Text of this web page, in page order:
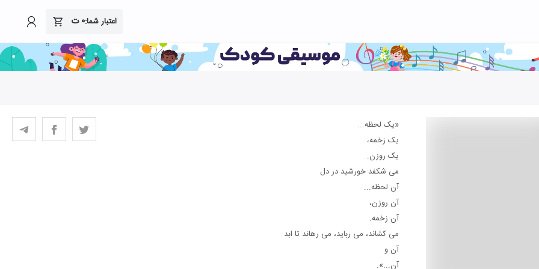
اعتبار شما:۰ت
«یک لحظه...
یک زخمه،
یک روزن.
می شکفد خورشید در دل
آن لحظه...
آن روزن،
آن زخمه.
می کشاند، می رباید، می رهاند تا ابد
آن و
آن...».